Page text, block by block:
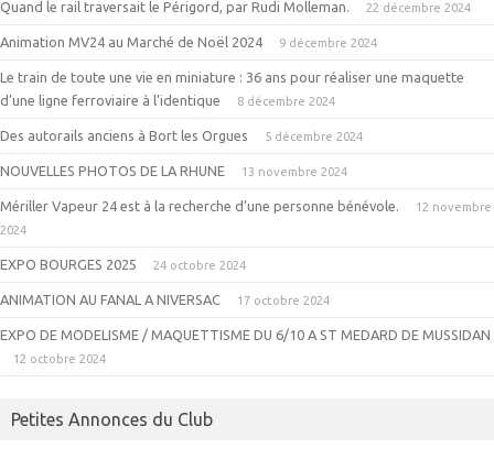
Quand le rail traversait le Périgord, par Rudi Molleman. 22 décembre 2024
Animation MV24 au Marché de Noël 2024 9 décembre 2024
Le train de toute une vie en miniature : 36 ans pour réaliser une maquette
d’une ligne ferroviaire à l’identique
8 décembre 2024
Des autorails anciens à Bort les Orgues 5 décembre 2024
NOUVELLES PHOTOS DE LA RHUNE 13 novembre 2024
Mériller Vapeur 24 est à la recherche d’une personne bénévole.
12 novembre
2024
EXPO BOURGES 2025 24 octobre 2024
ANIMATION AU FANAL A NIVERSAC 17 octobre 2024
EXPO DE MODELISME / MAQUETTISME DU 6/10 A ST MEDARD DE MUSSIDAN
12 octobre 2024
Petites Annonces du Club